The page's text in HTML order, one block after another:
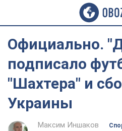
Официально.
подписало
"Шахтера" и
Украины
Максим Иншаков